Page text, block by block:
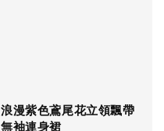
浪漫紫色鳶尾花立領飄帶
無袖連身裙